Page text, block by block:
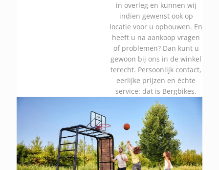
in overleg en kunnen wij
indien gewenst ook op
locatie voor u opbouwen. En
heeft u na aankoop vragen
of problemen? Dan kunt u
gewoon bij ons in de winkel
terecht. Persoonlijk contact,
eerlijke prijzen en échte
service: dat is Bergbikes.